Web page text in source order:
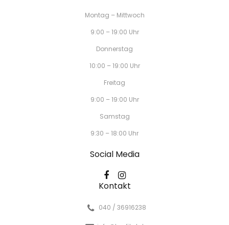
Montag – Mittwoch
9:00 – 19:00 Uhr
Donnerstag
10:00 – 19:00 Uhr
Freitag
9:00 – 19:00 Uhr
Samstag
9:30 – 18:00 Uhr
Social Media
Kontakt
040 / 36916238